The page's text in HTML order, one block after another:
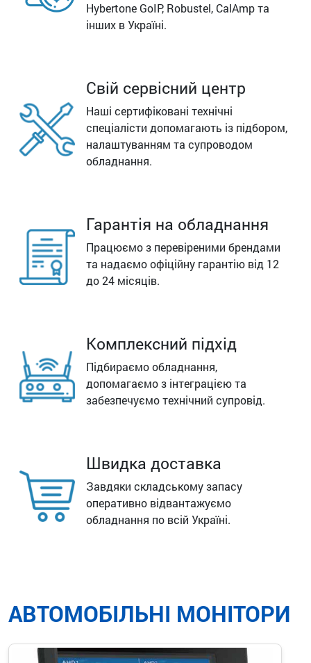
Hybertone GoIP, Robustel, CalAmp та
інших в Україні.
Свій сервісний центр
Наші сертифіковані технічні
спеціалісти допомагають із підбором,
налаштуванням та супроводом
обладнання.
Гарантія на обладнання
Працюємо з перевіреними брендами
та надаємо офіційну гарантію від 12
до 24 місяців.
Комплексний підхід
Підбираємо обладнання,
допомагаємо з інтеграцією та
забезпечуємо технічний супровід.
Швидка доставка
Завдяки складському запасу
оперативно відвантажуємо
обладнання по всій Україні.
АВТОМОБІЛЬНІ МОНІТОРИ